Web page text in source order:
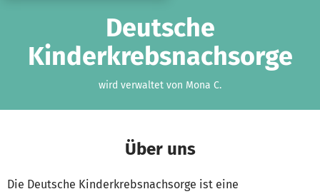
Deutsche
Kinderkrebsnachsorge
wird verwaltet von Mona C.
Über uns
Die Deutsche Kinderkrebsnachsorge ist eine